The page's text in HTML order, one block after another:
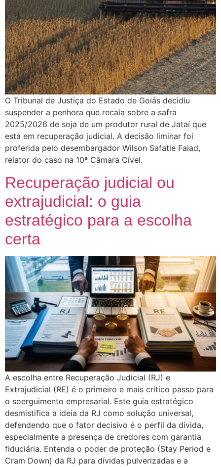
O Tribunal de Justiça do Estado de Goiás decidiu
suspender a penhora que recaía sobre a safra
2025/2026 de soja de um produtor rural de Jataí que
está em recuperação judicial. A decisão liminar foi
proferida pelo desembargador Wilson Safatle Faiad,
relator do caso na 10ª Câmara Cível.
Recuperação judicial ou
extrajudicial: o guia
estratégico para a escolha
certa
A escolha entre Recuperação Judicial (RJ) e
Extrajudicial (RE) é o primeiro e mais crítico passo para
o soerguimento empresarial. Este guia estratégico
desmistifica a ideia da RJ como solução universal,
defendendo que o fator decisivo é o perfil da dívida,
especialmente a presença de credores com garantia
fiduciária. Entenda o poder de proteção (Stay Period e
Cram Down) da RJ para dívidas pulverizadas e a